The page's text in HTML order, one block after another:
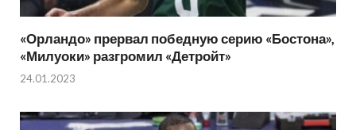
«Орландо» прервал победную серию «Бостона»,
«Милуоки» разгромил «Детройт»
24.01.2023